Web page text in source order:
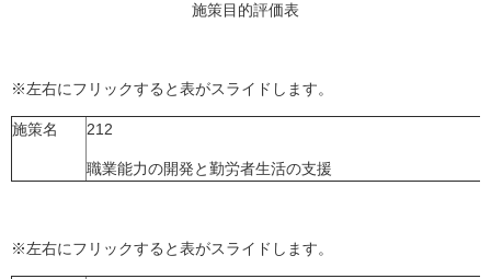
施策目的評価表
※左右にフリックすると表がスライドします。
施策名 212
職業能力の開発と勤労者生活の支援
※左右にフリックすると表がスライドします。